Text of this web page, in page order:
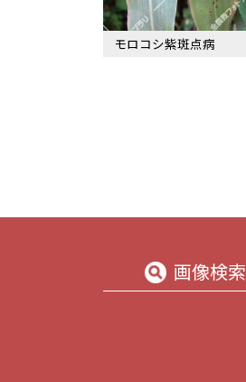
モロコシ紫斑点病
画像検索